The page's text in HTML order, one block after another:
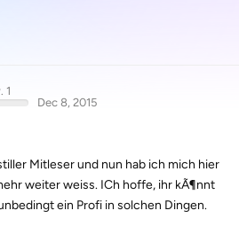
1
Dec 8, 2015
Mitleser und nun hab ich mich hier
weiter weiss. ICh hoffe, ihr kÃ¶nnt
ein Profi in solchen Dingen.